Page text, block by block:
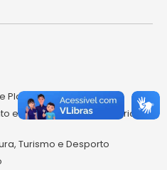
Planejamento
econômico, agropecuária e
Turismo e Desporto